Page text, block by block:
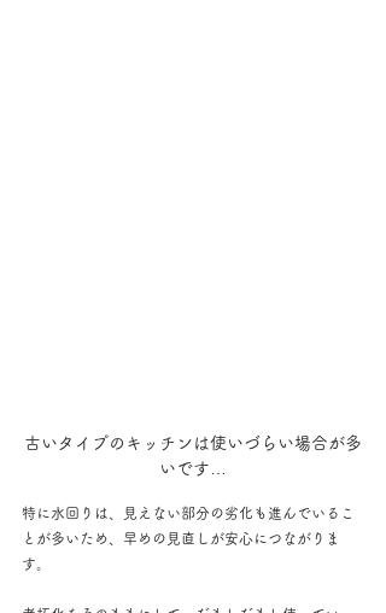
古いタイプのキッチンは使いづらい場合が多
いです…
特に水回りは、見えない部分の劣化も進んでいるこ
とが多いため、早めの見直しが安心につながりま
す。